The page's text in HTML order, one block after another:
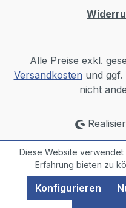
Alle Preise exkl.
Versandkosten und
nicht
Diese Website
Erfahrung bieten zu
Konfigurieren